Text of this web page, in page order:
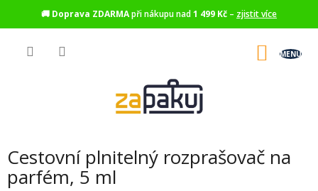
🚚 Doprava ZDARMApři nákupu nad1 499 Kč – zjistit více
Cestovní plnitelný rozprašovač na
parfém, 5 ml